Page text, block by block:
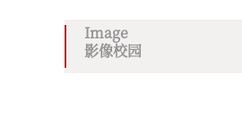
Image
影像校园